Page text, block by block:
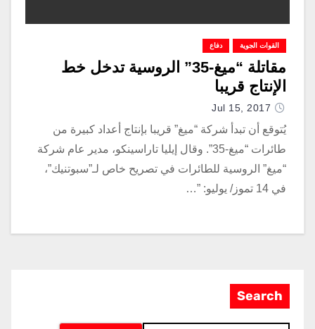
القوات الجوية دفاع
مقاتلة “ميغ-35” الروسية تدخل خط
الإنتاج قريبا
Jul 15, 2017
يُتوقع أن تبدأ شركة “ميغ” قريبا بإنتاج أعداد كبيرة من
طائرات “ميغ-35”. وقال إيليا تاراسينكو، مدير عام شركة
“ميغ” الروسية للطائرات في تصريح خاص لـ”سبوتنيك”،
في 14 تموز/ يوليو: ”…
Search